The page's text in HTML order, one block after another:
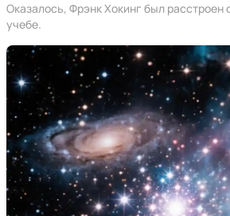
Оказалось, Фрэнк Хокинг был
учебе.